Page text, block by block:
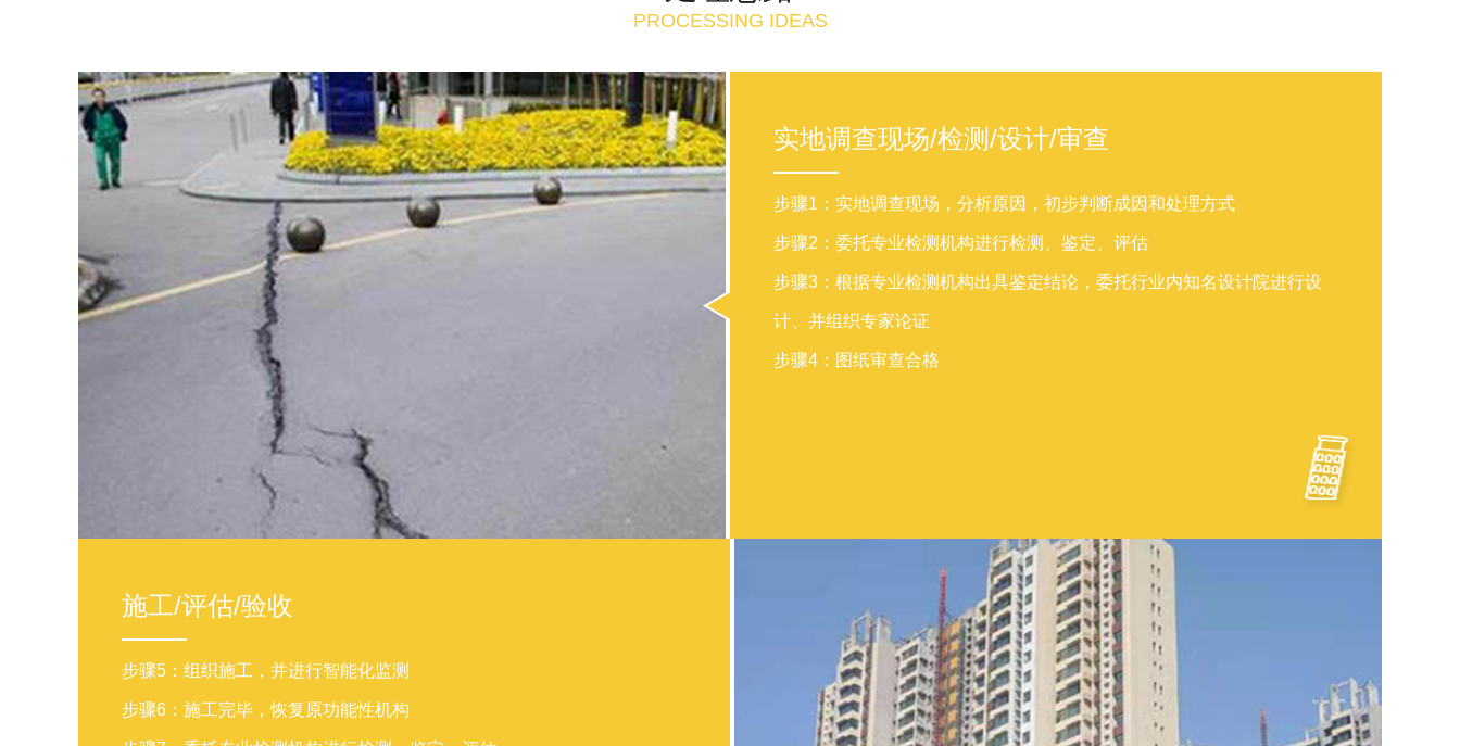
PROCESSING IDEAS
实地调查现场/检测/设计/审查
步骤1：实地调查现场，分析原因，初步判断成因和处理方式
步骤2：委托专业检测机构进行检测、鉴定、评估
步骤3：根据专业检测机构出具鉴定结论，委托行业内知名设计院进行设
计、并组织专家论证
步骤4：图纸审查合格
施工/评估/验收
步骤5：组织施工，并进行智能化监测
步骤6：施工完毕，恢复原功能性机构